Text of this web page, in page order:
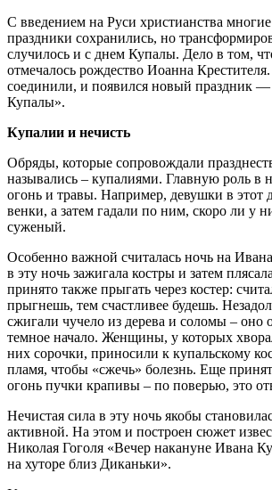
С введением на Руси христианства
праздники сохранились, но
случилось и с днем Купалы. Дело в том,
отмечалось рождество Иоанна
соединили, и появился новый праздник —
Купалы».
Купалии и нечисть
Обряды, которые сопровождали
назывались – купалиями. Главную роль в
огонь и травы. Например, девушки в этот
венки, а затем гадали по ним, скоро ли у
суженый.
Особенно важной считалась ночь на
в эту ночь зажигала костры и затем
принято также прыгать через костер:
прыгнешь, тем счастливее будешь.
сжигали чучело из дерева и соломы – оно
темное начало. Женщины, у которых
них сорочки, приносили к купальскому
пламя, чтобы «сжечь» болезнь. Еще
огонь пучки крапивы – по поверью, это
Нечистая сила в эту ночь якобы
активной. На этом и построен сюжет
Николая Гоголя «Вечер накануне Ивана
на хуторе близ Диканьки».